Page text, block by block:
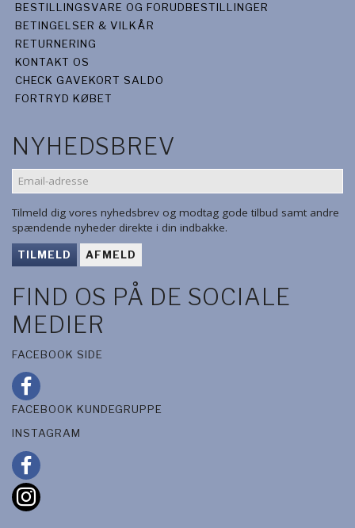
BESTILLINGSVARE OG FORUDBESTILLINGER
BETINGELSER & VILKÅR
RETURNERING
KONTAKT OS
CHECK GAVEKORT SALDO
FORTRYD KØBET
NYHEDSBREV
EMAIL-
ADRESSE
Tilmeld dig vores nyhedsbrev og modtag gode tilbud samt andre
spændende nyheder direkte i din indbakke.
TILMELD AFMELD
FIND OS PÅ DE SOCIALE
MEDIER
FACEBOOK SIDE
FACEBOOK KUNDEGRUPPE
INSTAGRAM